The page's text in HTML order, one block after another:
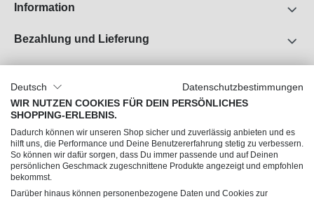
Information
Bezahlung und Lieferung
Über uns
Jobs
Impressum
AGB
Datenschutz
Deutsch
Datenschutzbestimmungen
WIR NUTZEN COOKIES FÜR DEIN PERSÖNLICHES
SHOPPING-ERLEBNIS.
Dadurch können wir unseren Shop sicher und zuverlässig anbieten und es
hilft uns, die Performance und Deine Benutzererfahrung stetig zu verbessern.
So können wir dafür sorgen, dass Du immer passende und auf Deinen
persönlichen Geschmack zugeschnittene Produkte angezeigt und empfohlen
bekommst.
Darüber hinaus können personenbezogene Daten und Cookies zur